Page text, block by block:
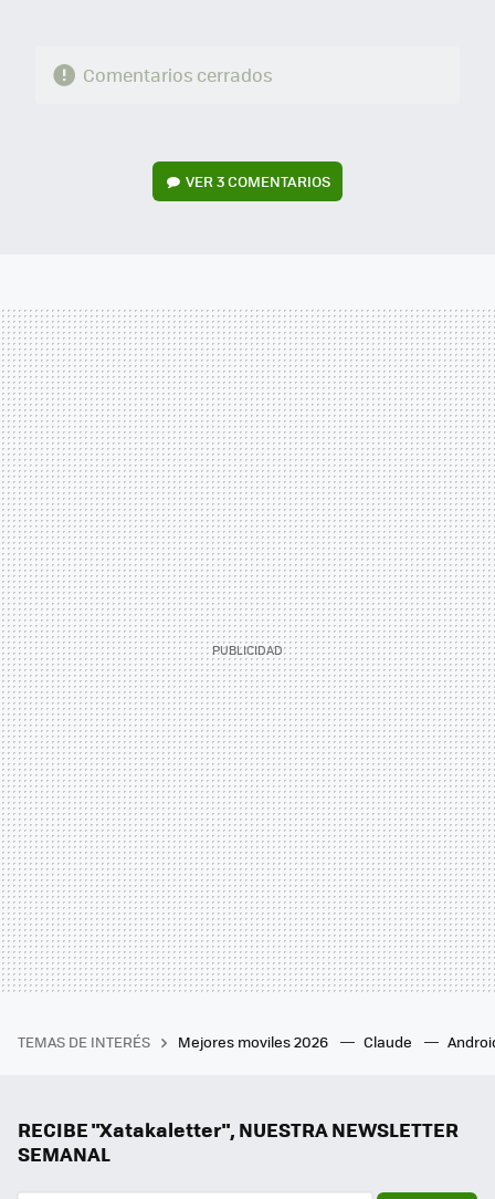
Comentarios cerrados
VER3 COMENTARIOS
TEMAS DE INTERÉS Mejores moviles 2026 Claude
RECIBE "Xatakaletter", NUESTRA NEWSLETTER
SEMANAL